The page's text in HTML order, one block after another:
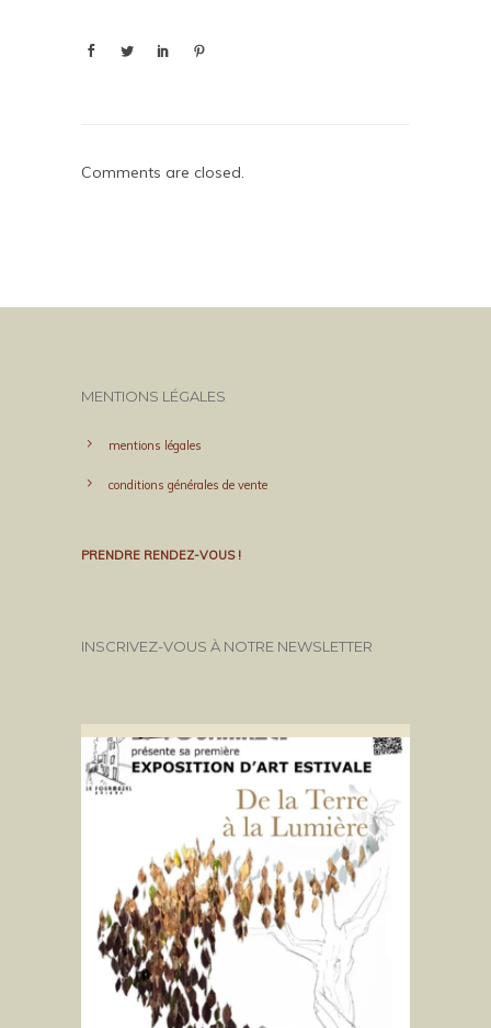
Comments are closed.
MENTIONS LÉGALES
mentions légales
conditions générales de vente
PRENDRE RENDEZ-VOUS !
INSCRIVEZ-VOUS À NOTRE NEWSLETTER